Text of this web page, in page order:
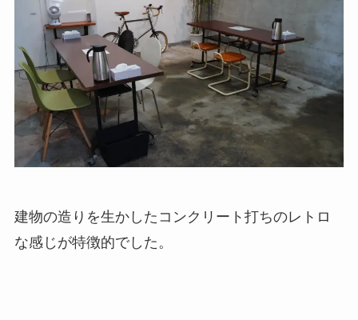
建物の造りを生かしたコンクリート打ちのレトロ
な感じが特徴的でした。